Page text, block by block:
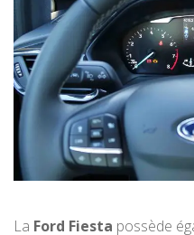
La Ford Fiesta possède